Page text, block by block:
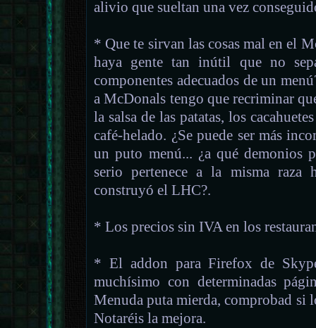
alivio que sueltan una vez
* Que te sirvan las cosas mal en el
haya gente tan inútil que no
componentes adecuados de un
a McDonals tengo que recriminar
la salsa de las patatas, los
café-helado. ¿Se puede ser más
un puto menú... ¿a qué demonios
serio pertenece a la misma raza
construyó el LHC?.
* Los precios sin IVA en los
* El addon para Firefox de
muchísimo con determinadas
Menuda puta mierda, comprobad si
Notaréis la mejora.